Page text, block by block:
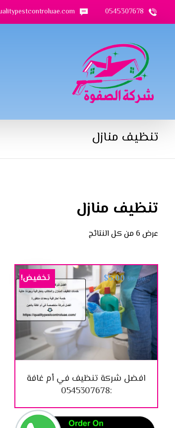
0545307678
تنظيف منازل
تنظيف منازل
عرض ⁦6⁩ من كل النتائج
افضل شركة تنظيف في أم غافة
:0545307678
$10.00
$5.00 تخفيض!